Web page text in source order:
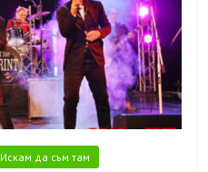
Искам да съм там